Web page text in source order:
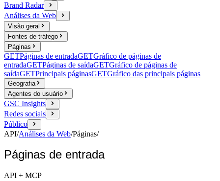
Brand Radar
Análises da Web
Visão geral
Fontes de tráfego
Páginas
GETPáginas de entradaGETGráfico de páginas de
entradaGETPáginas de saídaGETGráfico de páginas de
saídaGETPrincipais páginasGETGráfico das principais páginas
Geografia
Agentes do usuário
GSC Insights
Redes sociais
Público
API/Análises da Web/Páginas/
Páginas de entrada
API + MCP